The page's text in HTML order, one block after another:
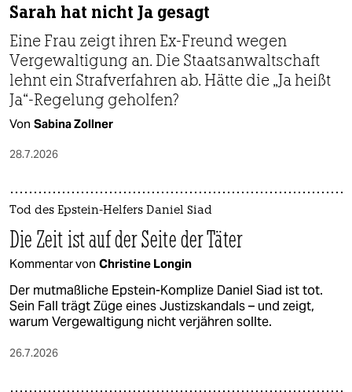
Sarah hat nicht Ja gesagt
Eine Frau zeigt ihren Ex-Freund wegen
Vergewaltigung an. Die Staatsanwaltschaft
lehnt ein Strafverfahren ab. Hätte die „Ja heißt
Ja“-Regelung geholfen?
Von Sabina Zollner
28.7.2026
Tod des Epstein-Helfers Daniel Siad
Die Zeit ist auf der Seite der Täter
Kommentar von Christine Longin
Der mutmaßliche Epstein-Komplize Daniel Siad ist tot.
Sein Fall trägt Züge eines Justizskandals – und zeigt,
warum Vergewaltigung nicht verjähren sollte.
26.7.2026